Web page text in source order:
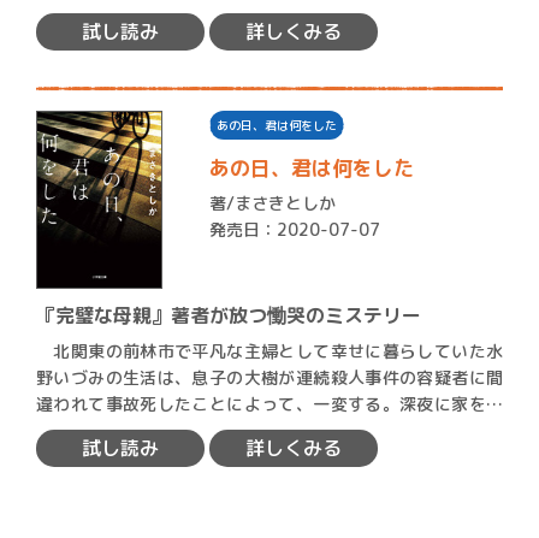
斗は再び…
試し読み 詳しくみる
あの日、君は何をした
あの日、君は何をした
著/まさきとしか
発売日：2020-07-07
『完璧な母親』著者が放つ慟哭のミステリー
北関東の前林市で平凡な主婦として幸せに暮らしていた水
野いづみの生活は、息子の大樹が連続殺人事件の容疑者に間
違われて事故死したことによって、一変する。深夜に家を抜
け出し、…
試し読み 詳しくみる